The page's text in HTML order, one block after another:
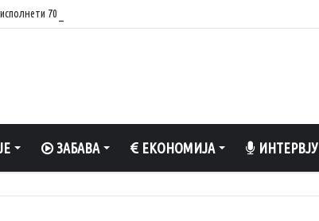
70%, обезбедена стабилност на енергетскиот систем
ЗАБАВА ЕКОНОМИЈА ИНТЕРВЈУ